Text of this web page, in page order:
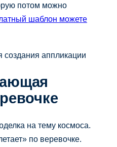
потом можно
шаблон можете
на тему космоса.
по веревочке.